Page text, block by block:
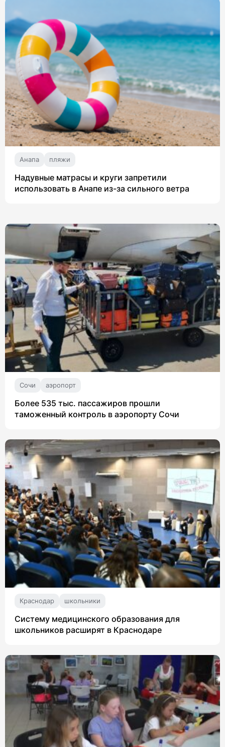
Анапа пляжи
Надувные матрасы и круги запретили
использовать в Анапе из-за сильного ветра
Сочи аэропорт
Более 535 тыс. пассажиров прошли
таможенный контроль в аэропорту Сочи
Краснодар школьники
Систему медицинского образования для
школьников расширят в Краснодаре